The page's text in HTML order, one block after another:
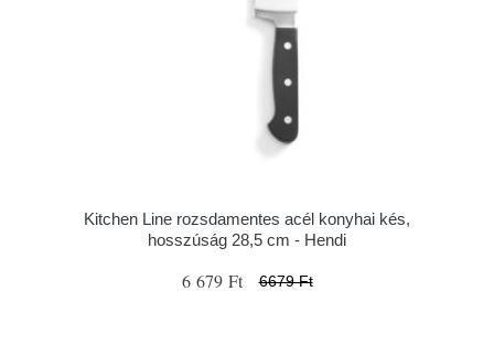
Kitchen Line rozsdamentes acél konyhai kés,
hosszúság 28,5 cm - Hendi
6 679 Ft 6679 Ft